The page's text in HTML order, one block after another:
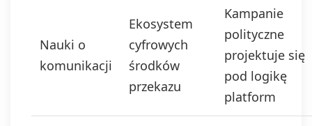
Nauki o
komunikacji
Ekosystem
cyfrowych
środków
przekazu
Kampanie
polityczne
projektuje się
pod logikę
platform